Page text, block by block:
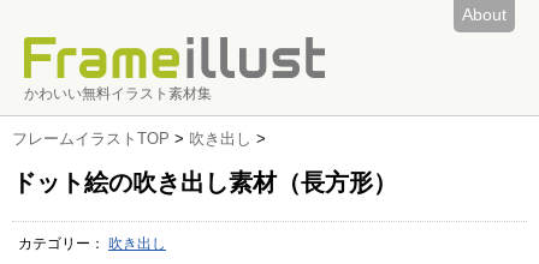
About
かわいい無料イラスト素材集
フレームイラストTOP > 吹き出し >
ドット絵の吹き出し素材（長方形）
カテゴリー： 吹き出し